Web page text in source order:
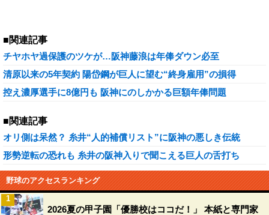
■関連記事
チヤホヤ過保護のツケが…阪神藤浪は年俸ダウン必至
清原以来の5年契約 陽岱鋼が巨人に望む“終身雇用”の損得
控え濃厚選手に8億円も 阪神にのしかかる巨額年俸問題
■関連記事
オリ側は呆然？ 糸井“人的補償リスト”に阪神の悪しき伝統
形勢逆転の恐れも 糸井の阪神入りで聞こえる巨人の舌打ち
野球のアクセスランキング
2026夏の甲子園「優勝校はココだ！」 本紙と専門家
1